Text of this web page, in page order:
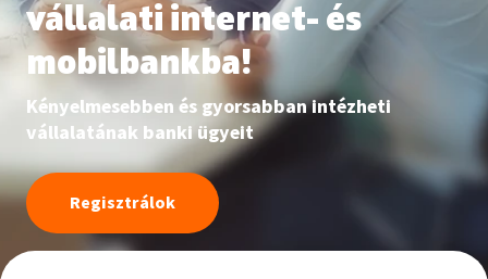
vállalati internet- és
mobilbankba!
Kényelmesebben és gyorsabban intézheti
vállalatának banki ügyeit
Regisztrálok